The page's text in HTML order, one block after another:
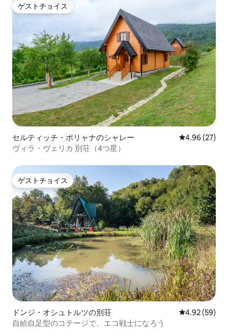
ゲストチョイス
ゲストチョイス
セルティッチ・ポリャナのシャレー レビュー27
4.96 (27)
ヴィラ・ヴェリカ 別荘（4つ星）
ゲストチョイス
ゲストチョイス
ドンジ・オシュトルツの別荘 レビュー59
4.92 (59)
自給自足型のコテージで、エコ戦士になろう